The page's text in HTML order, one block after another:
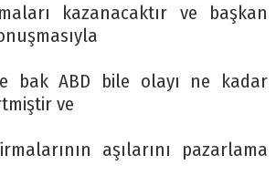
kazanacaktır ve başkan
bak ABD bile olayı ne kadar
ve
aşılarını pazarlama